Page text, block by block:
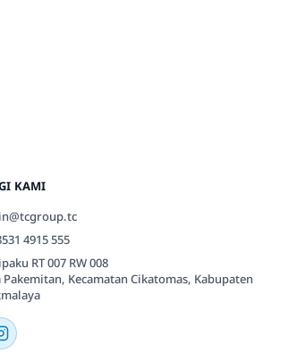
KAMI
4915 555
RT 007 RW 008
Pakemitan, Kecamatan Cikatomas, Kabupaten